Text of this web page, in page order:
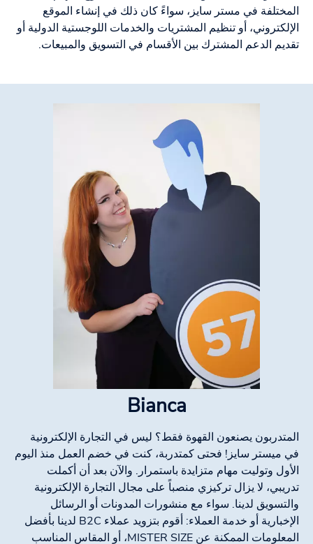
المختلفة في مستر سايز، سواءً كان ذلك في إنشاء الموقع
الإلكتروني، أو تنظيم المشتريات والخدمات اللوجستية الدولية أو
تقديم الدعم المشترك بين الأقسام في التسويق والمبيعات.
Bianca
المتدربون يصنعون القهوة فقط؟ ليس في التجارة الإلكترونية
في ميستر سايز! فحتى كمتدربة، كنت في خضم العمل منذ اليوم
الأول وتوليت مهام متزايدة باستمرار. والآن بعد أن أكملت
تدريبي، لا يزال تركيزي منصباً على مجال التجارة الإلكترونية
والتسويق لدينا. سواء مع منشورات المدونات أو الرسائل
الإخبارية أو خدمة العملاء: أقوم بتزويد عملاء B2C لدينا بأفضل
المعلومات الممكنة عن MISTER SIZE، أو المقاس المناسب